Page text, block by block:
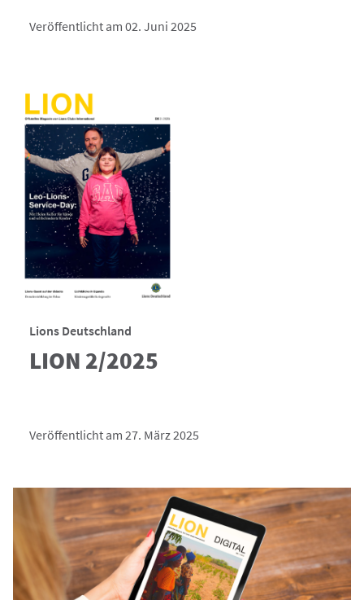
Veröffentlicht am 02. Juni 2025
Lions Deutschland
LION 2/2025
Veröffentlicht am 27. März 2025